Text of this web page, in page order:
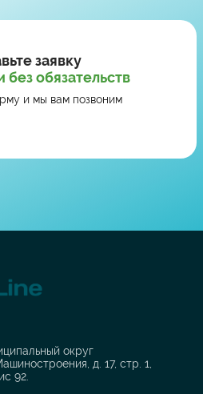
заявку
без обязательств
и мы вам позвоним
округ
д. 17, стр. 1,
92.